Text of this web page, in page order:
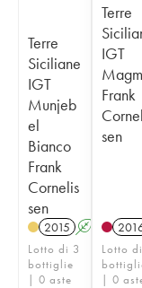
Terre
Siciliane
IGT
Munjeb
el
Bianco
Frank
Cornelis
sen
2015 A
Lotto di 3
bottiglie
| 0 aste
Terre
IGT
Frank
sen
Lotto
| 0